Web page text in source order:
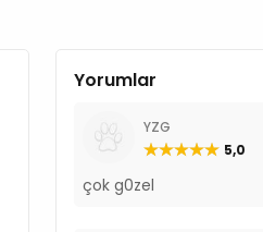
Yorumlar
YZG
5,0
çok g0zel